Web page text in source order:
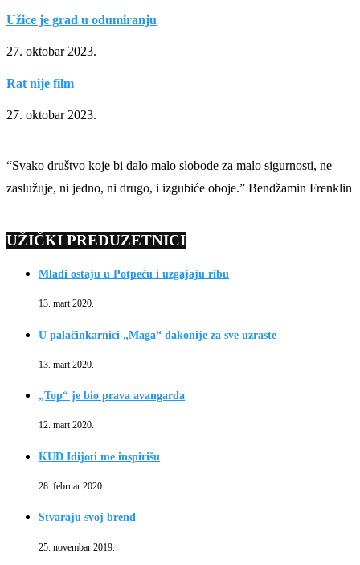
Užice je grad u odumiranju
27. oktobar 2023.
Rat nije film
27. oktobar 2023.
“Svako društvo koje bi dalo malo slobode za malo sigurnosti, ne
zaslužuje, ni jedno, ni drugo, i izgubiće oboje.” Bendžamin Frenklin
UŽIČKI PREDUZETNICI
Mladi ostaju u Potpeću i uzgajaju ribu
13. mart 2020.
U palačinkarnici „Maga“ đakonije za sve uzraste
13. mart 2020.
„Top“ je bio prava avangarda
12. mart 2020.
KUD Idijoti me inspirišu
28. februar 2020.
Stvaraju svoj brend
25. novembar 2019.